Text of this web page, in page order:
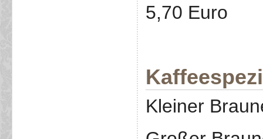
5,70 Euro
Kleiner